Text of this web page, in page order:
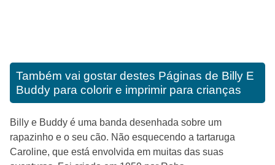
Também vai gostar destes Páginas de Billy E
Buddy para colorir e imprimir para crianças
Billy e Buddy é uma banda desenhada sobre um
rapazinho e o seu cão. Não esquecendo a tartaruga
Caroline, que está envolvida em muitas das suas